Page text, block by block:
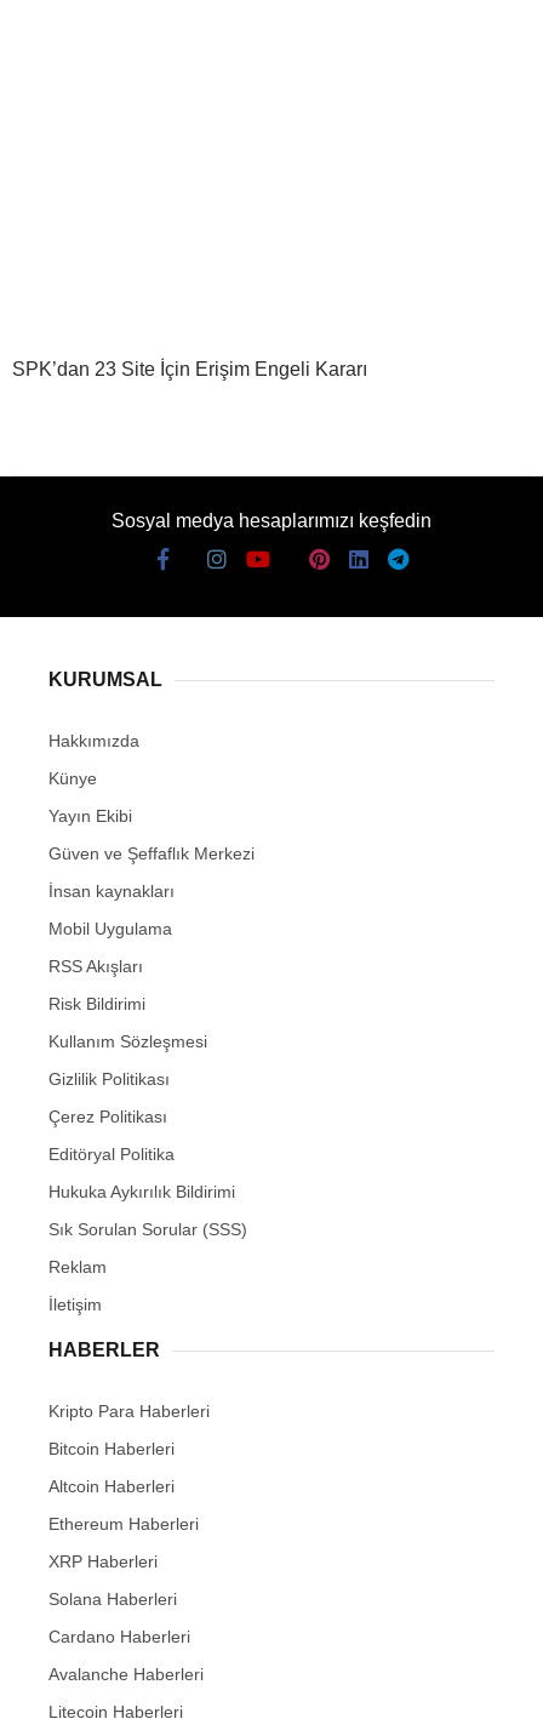
SPK’dan 23 Site İçin Erişim Engeli Kararı
Sosyal medya hesaplarımızı keşfedin
KURUMSAL
Hakkımızda
Künye
Yayın Ekibi
Güven ve Şeffaflık Merkezi
İnsan kaynakları
Mobil Uygulama
RSS Akışları
Risk Bildirimi
Kullanım Sözleşmesi
Gizlilik Politikası
Çerez Politikası
Editöryal Politika
Hukuka Aykırılık Bildirimi
Sık Sorulan Sorular (SSS)
Reklam
İletişim
HABERLER
Kripto Para Haberleri
Bitcoin Haberleri
Altcoin Haberleri
Ethereum Haberleri
XRP Haberleri
Solana Haberleri
Cardano Haberleri
Avalanche Haberleri
Litecoin Haberleri